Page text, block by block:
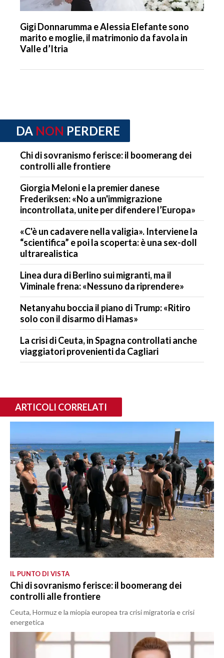
Gigi Donnarumma e Alessia Elefante sono
marito e moglie, il matrimonio da favola in
Valle d’Itria
DA NON PERDERE
Chi di sovranismo ferisce: il boomerang dei
controlli alle frontiere
Giorgia Meloni e la premier danese
Frederiksen: «No a un'immigrazione
incontrollata, unite per difendere l’Europa»
«C'è un cadavere nella valigia». Interviene la
“scientifica” e poi la scoperta: è una sex-doll
ultrarealistica
Linea dura di Berlino sui migranti, ma il
Viminale frena: «Nessuno da riprendere»
Netanyahu boccia il piano di Trump: «Ritiro
solo con il disarmo di Hamas»
La crisi di Ceuta, in Spagna controllati anche
viaggiatori provenienti da Cagliari
ARTICOLI CORRELATI
IL PUNTO DI VISTA
Chi di sovranismo ferisce: il boomerang dei
controlli alle frontiere
Ceuta, Hormuz e la miopia europea tra crisi migratoria e crisi
energetica